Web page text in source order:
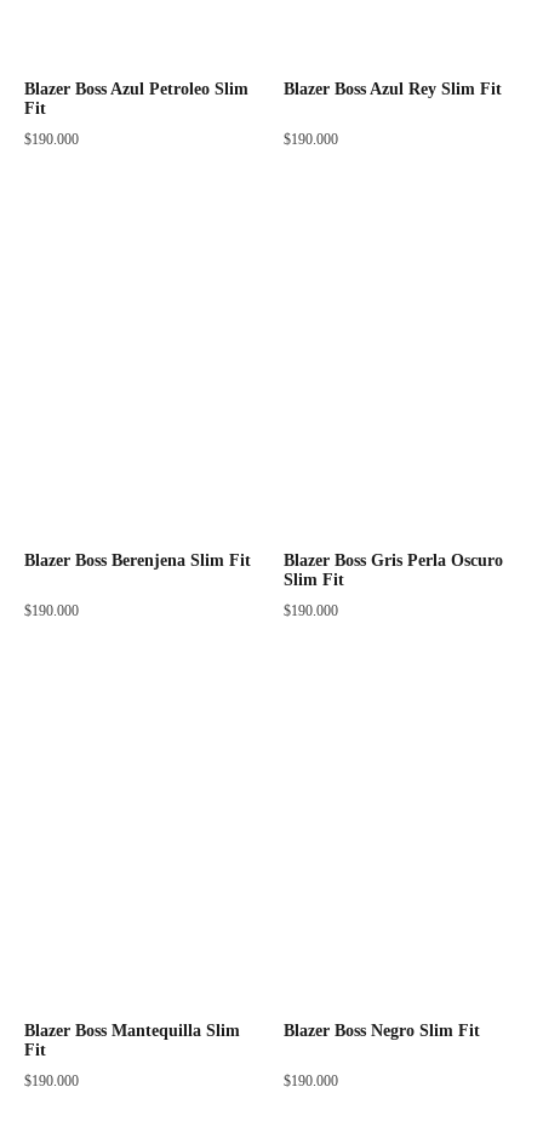
Blazer Boss Azul Petroleo Slim
Fit
$190.000
Blazer Boss Azul Rey Slim Fit
$190.000
Blazer Boss Berenjena Slim Fit
$190.000
Blazer Boss Gris Perla Oscuro
Slim Fit
$190.000
Blazer Boss Mantequilla Slim
Fit
$190.000
Blazer Boss Negro Slim Fit
$190.000